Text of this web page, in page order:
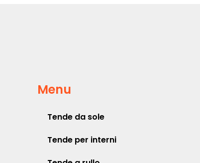
Menu
Tende da sole
Tende per interni